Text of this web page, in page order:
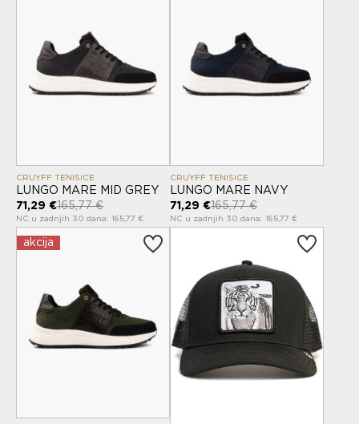
CRUYFF TENISICE
LUNGO MARE MID GREY
71,29 €165,77 €
NC u zadnjih 30 dana: 165,77 €
CRUYFF TENISICE
LUNGO MARE NAVY
71,29 €165,77 €
NC u zadnjih 30 dana: 165,77 €
akcija